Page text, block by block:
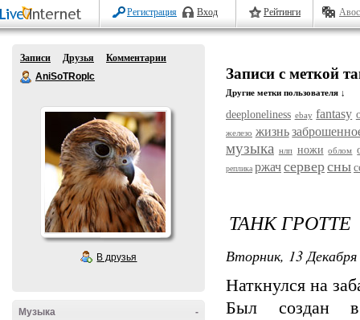
Регистрация Вход Рейтинги
Записи Друзья
Комментарии
AniSoTRopIc
В друзья
-
Музыка
Записи с меткой
Другие метки пользователя ↓
deeploneliness ebay fantasy
железо жизнь
музыка нлп ножи облом
реплика ржачсерверсны
ТАНК ГРОТТЕ
Вторник, 13
Наткнулся на
Был создан в